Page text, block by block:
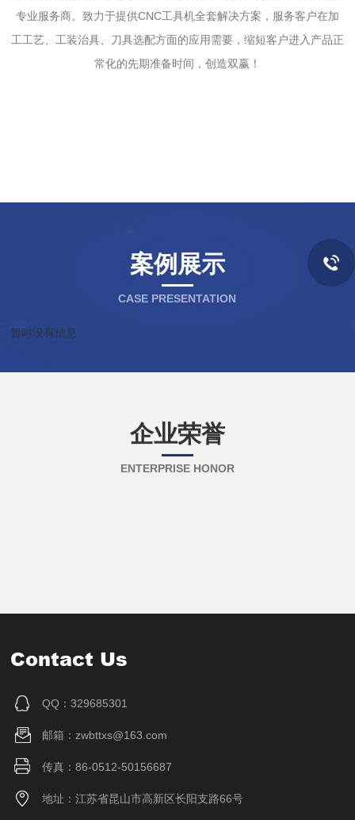
专业服务商。致力于提供CNC工具机全套解决方案，服务客户在加
工工艺、工装治具、刀具选配方面的应用需要，缩短客户进入产品正
常化的先期准备时间，创造双赢！
案例展示
CASE PRESENTATION
暂时没有信息
企业荣誉
ENTERPRISE HONOR
Contact Us
QQ：329685301
邮箱：zwbttxs@163.com
传真：86-0512-50156687
地址：江苏省昆山市高新区长阳支路66号